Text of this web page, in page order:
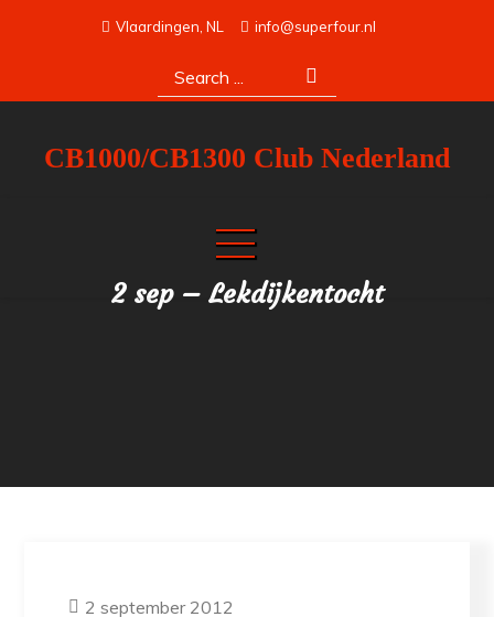
Vlaardingen, NL info@superfour.nl
Search
for:
CB1000/CB1300 Club Nederland
2 sep – Lekdijkentocht
2 september 2012